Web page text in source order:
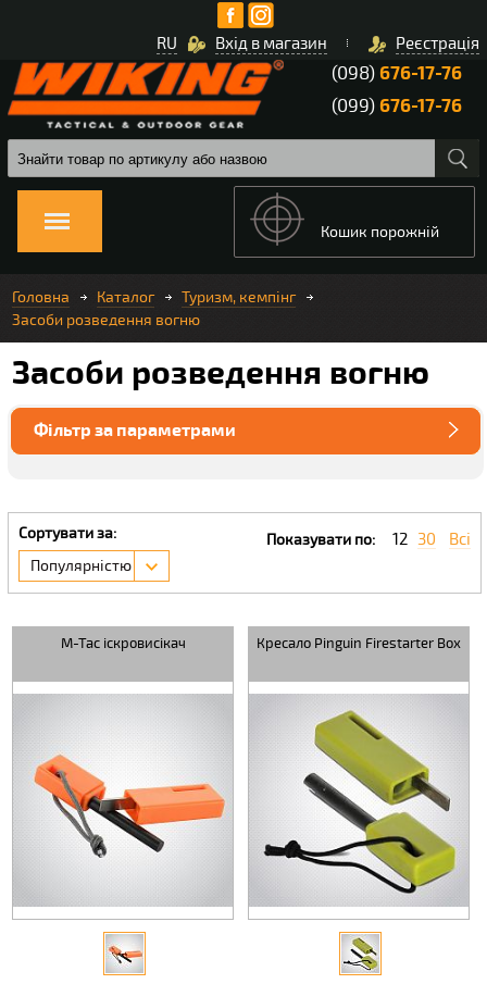
Вхід в магазин Реєстрація
RU
(098)676-17-76
(099)676-17-76
Кошик порожній
Головна Каталог
Туризм, кемпінг
Засоби розведення вогню
Засоби розведення вогню
Фільтр за параметрами
Сортувати за:
Популярністю
Показувати по: 12 30 Всі
M-Tac іскровисікач Кресало Pinguin Firestarter Box